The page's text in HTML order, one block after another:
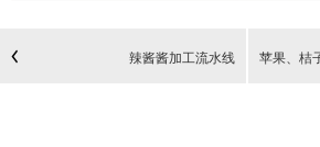
辣酱酱加工流水线 苹果、桔